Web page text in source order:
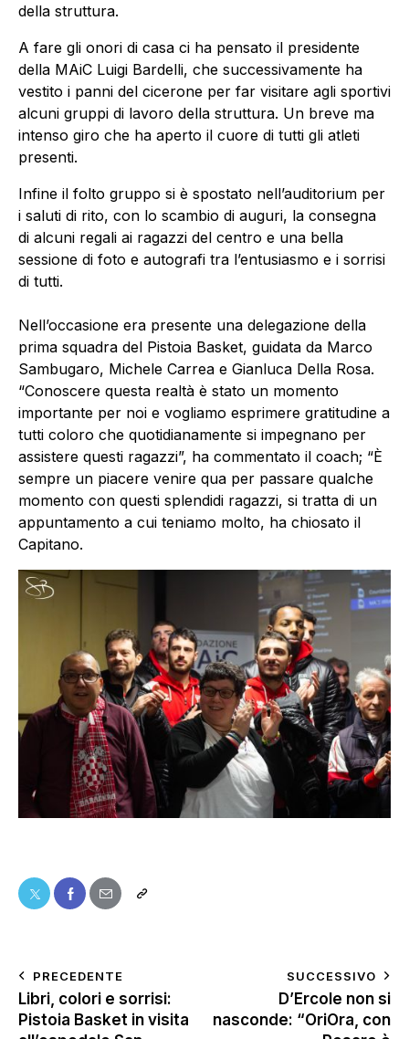
della struttura.
A fare gli onori di casa ci ha pensato il presidente
della MAiC Luigi Bardelli, che successivamente ha
vestito i panni del cicerone per far visitare agli sportivi
alcuni gruppi di lavoro della struttura. Un breve ma
intenso giro che ha aperto il cuore di tutti gli atleti
presenti.
Infine il folto gruppo si è spostato nell’auditorium per
i saluti di rito, con lo scambio di auguri, la consegna
di alcuni regali ai ragazzi del centro e una bella
sessione di foto e autografi tra l’entusiasmo e i sorrisi
di tutti.
Nell’occasione era presente una delegazione della
prima squadra del Pistoia Basket, guidata da Marco
Sambugaro, Michele Carrea e Gianluca Della Rosa.
“Conoscere questa realtà è stato un momento
importante per noi e vogliamo esprimere gratitudine a
tutti coloro che quotidianamente si impegnano per
assistere questi ragazzi”, ha commentato il coach; “È
sempre un piacere venire qua per passare qualche
momento con questi splendidi ragazzi, si tratta di un
appuntamento a cui teniamo molto, ha chiosato il
Capitano.
PRECEDENTE
Libri, colori e sorrisi:
Pistoia Basket in visita
SUCCESSIVO
D’Ercole non si
nasconde: “OriOra, con